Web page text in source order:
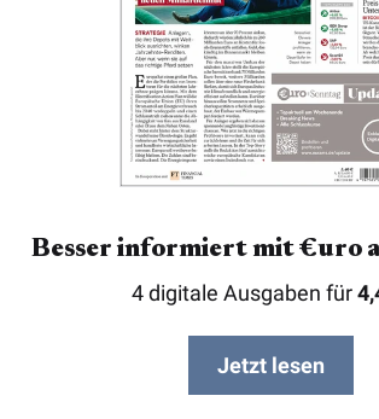
Besser informiert mit €uro
4 digitale Ausgaben für
Jetzt lesen